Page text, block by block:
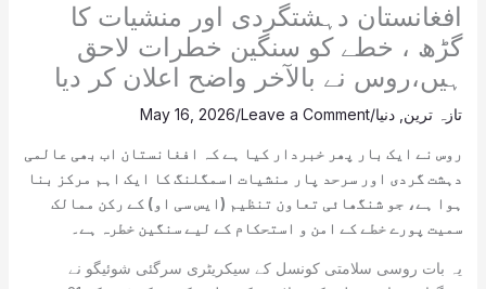
افغانستان دہشتگردی اور منشیات کا
گڑھ ، خطے کو سنگین خطرات لاحق
ہیں،روس نے بالآخر واضح اعلان کر دیا
تازہ ترین دنیا/
Leave a Comment
/
May 16, 2026
روس نے ایک بار پھر خبردار کیا ہے کہ افغانستان اب بھی عالمی
دہشت گردی اور سرحد پار منشیات اسمگلنگ کا ایک اہم مرکز بنا
ہوا ہے، جو شنگھائی تعاون تنظیم (ایس سی او) کے رکن ممالک
سمیت پورے خطے کے امن و استحکام کے لیے سنگین خطرہ ہے۔
یہ بات روسی سلامتی کونسل کے سیکریٹری سرگئی شوئیگو نے